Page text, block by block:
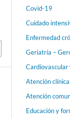
Covid-19
Cuidado
Enfermedad
Geriatría –
Atención
Atención
Educación y